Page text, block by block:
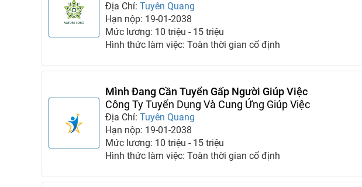
Địa Chỉ:Tuyên Quang
Hạn nộp: 19-01-2038
Mức lương: 10 triệu - 15 triệu
Hình thức làm việc: Toàn thời gian cố định
Mình Đang Cần Tuyển Gấp Người Giúp Việc
Công Ty Tuyển Dụng Và Cung Ứng Giúp Việc
Địa Chỉ:Tuyên Quang
Hạn nộp: 19-01-2038
Mức lương: 10 triệu - 15 triệu
Hình thức làm việc: Toàn thời gian cố định